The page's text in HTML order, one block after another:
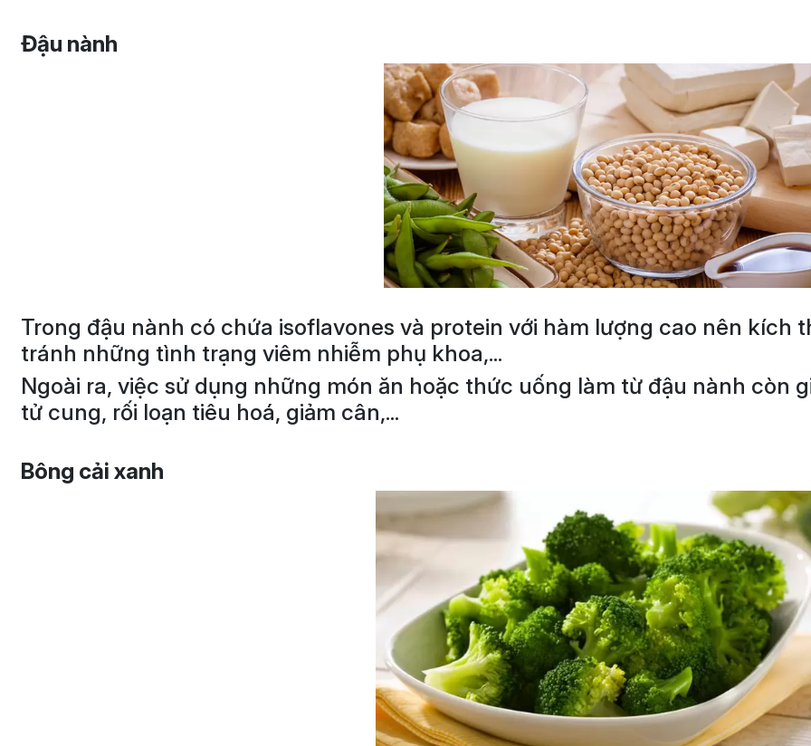
Đậu nành
Trong đậu nành có chứa isoflavones và protein với hàm lượng cao nên kích
tránh những tình trạng viêm nhiễm phụ khoa,...
Ngoài ra, việc sử dụng những món ăn hoặc thức uống làm từ đậu nành còn
tử cung, rối loạn tiêu hoá, giảm cân,...
Bông cải xanh